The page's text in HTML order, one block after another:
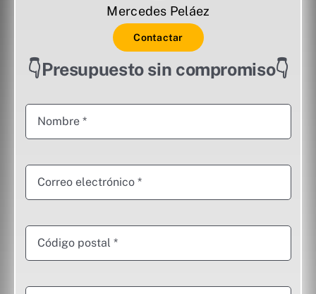
Mercedes Peláez
Contactar
👇Presupuesto sin compromiso👇